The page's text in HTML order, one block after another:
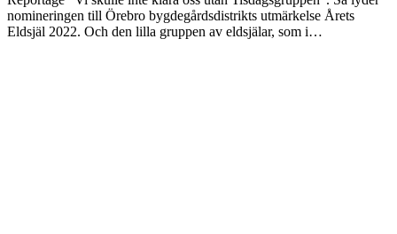
nomineringen till Örebro bygdegårdsdistrikts utmärkelse Årets
Eldsjäl 2022. Och den lilla gruppen av eldsjälar, som i…